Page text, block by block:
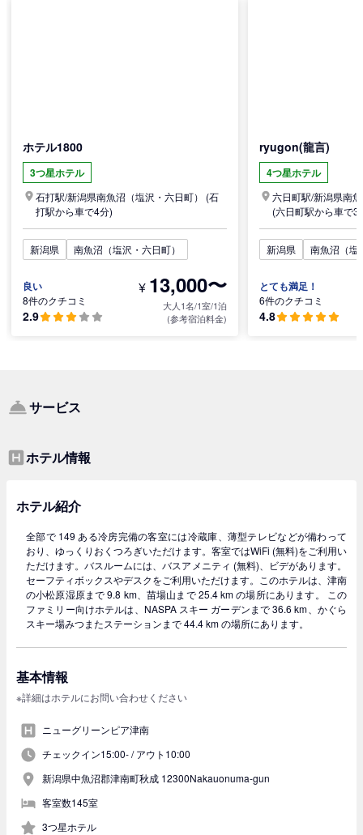
ホテル1800
3つ星ホテル
石打駅/新潟県南魚沼（塩沢・六日町）
(石
打駅から車で4分)
新潟県 南魚沼（塩沢・六日町）
良い
8件のクチコミ
2.9
¥ 13,000〜
大人1名/1室/1泊
(参考宿泊料金)
ryugon(龍言)
4つ星ホテル
六日町駅/新潟県南
(六日町駅から車で3
新潟県 南魚沼（塩
とても満足！
6件のクチコミ
4.8
サービス
ホテル情報
ホテル紹介
全部で 149 ある冷房完備の客室には冷蔵庫、薄型テレビなどが備わって
おり、ゆっくりおくつろぎいただけます。客室ではWiFi (無料)をご利用い
ただけます。バスルームには、バスアメニティ (無料)、ビデがあります。
セーフティボックスやデスクをご利用いただけます。このホテルは、津南
の小松原湿原まで 9.8 km、苗場山まで 25.4 km の場所にあります。 この
ファミリー向けホテルは、NASPA スキー ガーデンまで 36.6 km、かぐら
スキー場みつまたステーションまで 44.4 km の場所にあります。
基本情報
※詳細はホテルにお問い合わせください
ニューグリーンピア津南
チェックイン15:00- /アウト10:00
新潟県中魚沼郡津南町秋成 12300Nakauonuma-gun
客室数145室
3つ星ホテル